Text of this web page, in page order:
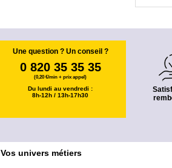
Une question ? Un conseil ?
0 820 35 35 35
(0,20 €/min + prix appel)
Du lundi au vendredi :
8h-12h / 13h-17h30
Vos univers métiers